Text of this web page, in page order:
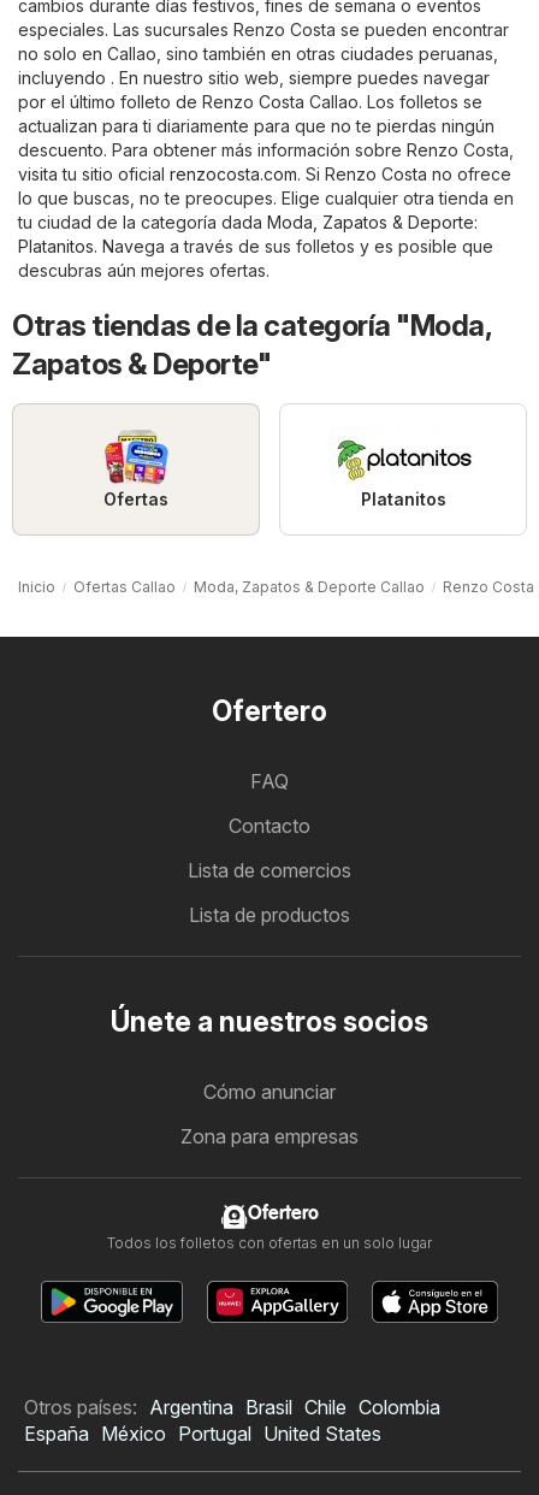
cambios durante días festivos, fines de semana o eventos
especiales. Las sucursales Renzo Costa se pueden encontrar
no solo en Callao, sino también en otras ciudades peruanas,
incluyendo . En nuestro sitio web, siempre puedes navegar
por el último folleto de Renzo Costa Callao. Los folletos se
actualizan para ti diariamente para que no te pierdas ningún
descuento. Para obtener más información sobre Renzo Costa,
visita tu sitio oficial renzocosta.com. Si Renzo Costa no ofrece
lo que buscas, no te preocupes. Elige cualquier otra tienda en
tu ciudad de la categoría dada Moda, Zapatos & Deporte:
Platanitos. Navega a través de sus folletos y es posible que
descubras aún mejores ofertas.
Otras tiendas de la categoría "Moda,
Zapatos & Deporte"
Ofertas Platanitos
Inicio Ofertas Callao Moda, Zapatos & Deporte Callao Renzo Costa
Ofertero
FAQ
Contacto
Lista de comercios
Lista de productos
Únete a nuestros socios
Cómo anunciar
Zona para empresas
Ofertero
Todos los folletos con ofertas en un solo lugar
Otros países: Argentina Brasil Chile Colombia
España México Portugal United States